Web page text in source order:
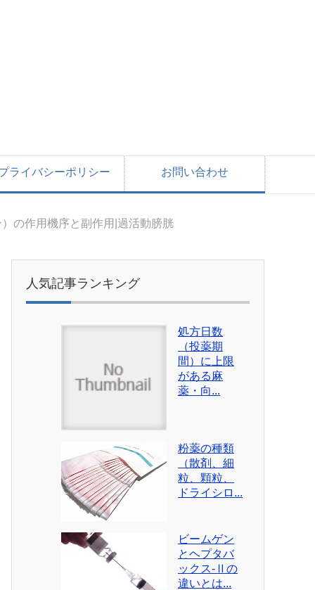
ライバシーポリシー お問い合わせ
の作用機序と副作用|過活動膀胱
人気記事ランキング
処方日数
（投薬期
間）に上限
がある麻
薬・向...
粉薬の種類
（散剤、細
粒、顆粒、
ドライシロ...
ビームゲン
とヘプタバ
ックス-Ⅱの
違いとは...